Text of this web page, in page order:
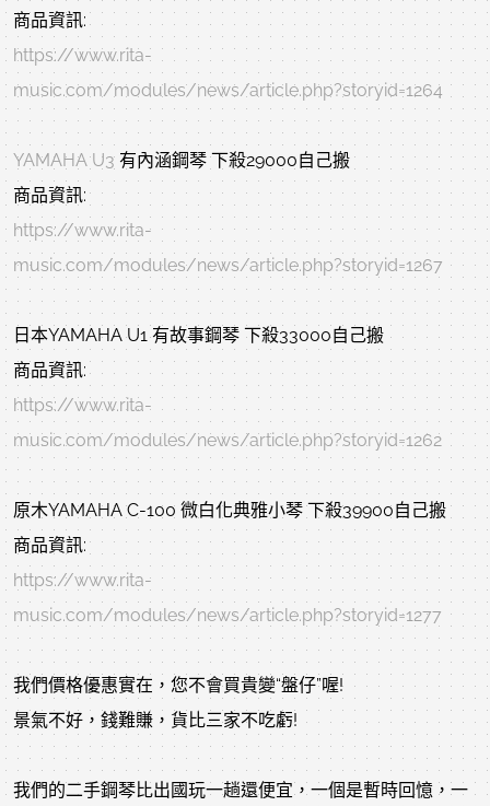
商品資訊:
https://www.rita-
music.com/modules/news/article.php?storyid=1264
YAMAHA U3 有內涵鋼琴 下殺29000自己搬
商品資訊:
https://www.rita-
music.com/modules/news/article.php?storyid=1267
日本YAMAHA U1 有故事鋼琴 下殺33000自己搬
商品資訊:
https://www.rita-
music.com/modules/news/article.php?storyid=1262
原木YAMAHA C-100 微白化典雅小琴 下殺39900自己搬
商品資訊:
https://www.rita-
music.com/modules/news/article.php?storyid=1277
我們價格優惠實在，您不會買貴變“盤仔”喔!
景氣不好，錢難賺，貨比三家不吃虧!
我們的二手鋼琴比出國玩一趟還便宜，一個是暫時回憶，一